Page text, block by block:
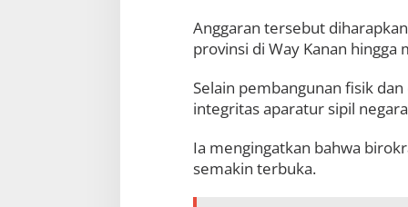
Anggaran tersebut
provinsi di Way Kanan
Selain pembangunan fisik
integritas aparatur sipil
Ia mengingatkan bahwa
semakin terbuka.